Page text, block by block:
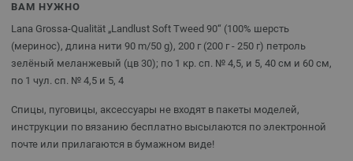
ВАМ НУЖНО
Lana Grossa-Qualität „Landlust Soft Tweed 90“ (100% шерсть
(меринос), длина нити 90 m/50 g), 200 г (200 г - 250 г) петроль
зелёный меланжевый (цв 30); по 1 кр. сп. № 4,5, и 5, 40 см и 60 см,
по 1 чул. сп. № 4,5 и 5, 4
Спицы, пуговицы, аксессуары не входят в пакеты моделей,
инструкции по вязанию бесплатно высылаются по электронной
почте или прилагаются в бумажном виде!